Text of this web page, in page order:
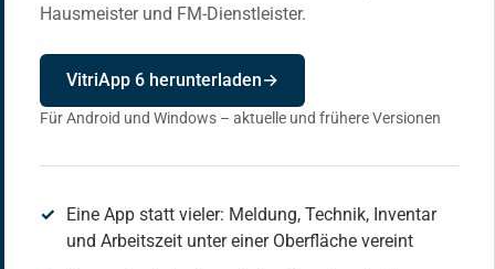
Hausmeister und FM-Dienstleister.
VitriApp 6 herunterladen
Für Android und Windows – aktuelle und frühere Versionen
Eine App statt vieler: Meldung, Technik, Inventar
und Arbeitszeit unter einer Oberfläche vereint